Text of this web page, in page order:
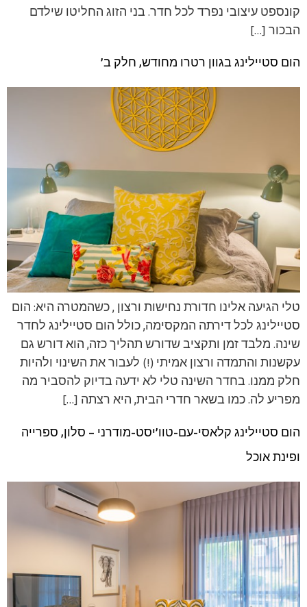
קונספט עיצובי נפרד לכל חדר. בני הזוג החליטו שילדם
הבכור […]
הום סטיילינג בגוון רטרו מחודש, חלק ב’
טלי הגיעה אלינו חדורת נחישות ורצון , כשהמטרה היא: הום
סטיילינג לכל דירתה המקסימה, כולל הום סטיילינג לחדר
שינה. מלבד זמן ותקציב שדורש תהליך כזה, הוא דורש גם
עקשנות והתמדה ורצון אמיתי (!) לעבור את השינוי ולהיות
חלק ממנו. בחדר השינה טלי לא ידעה בדיוק להסביר מה
מפריע לה. כמו בשאר חדרי הבית, היא רצתה […]
הום סטיילינג קלאסי-עם-טוו’יסט-מודרני – סלון, ספרייה
ופינת אוכל